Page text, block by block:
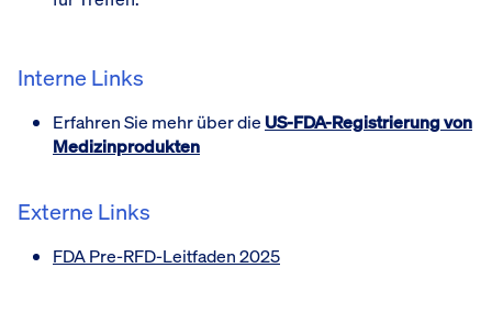
Interne Links
Erfahren Sie mehr über dieUS-FDA-Registrierung von
Medizinprodukten
Externe Links
FDA Pre-RFD-Leitfaden 2025